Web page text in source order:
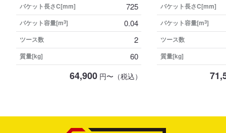
バケット長さC[mm] 725
バケット容量[m3] 0.04
ツース数 2
質量[kg] 60
64,900 円〜（税込）
バケット長さC[mm]
バケット容量[m3]
ツース数
質量[kg]